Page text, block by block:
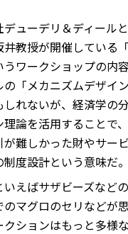
ューデリ＆ディール
教授が開催している
うワークショップの内
の「メカニズムデザイ
れないが、経済学の
理論を活用することで
が難しかった財やサー
度設計という意味だ。
えばサザビーズなど
マグロのセリなどが
クションはもっと多様